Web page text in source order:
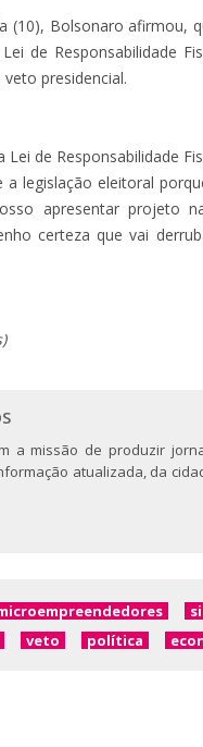
(10), Bolsonaro afirmou,
de Responsabilidade
presidencial.
de Responsabilidade
legislação eleitoral
apresentar projeto
certeza que vai
a missão de produzir
atualizada, da
veto política